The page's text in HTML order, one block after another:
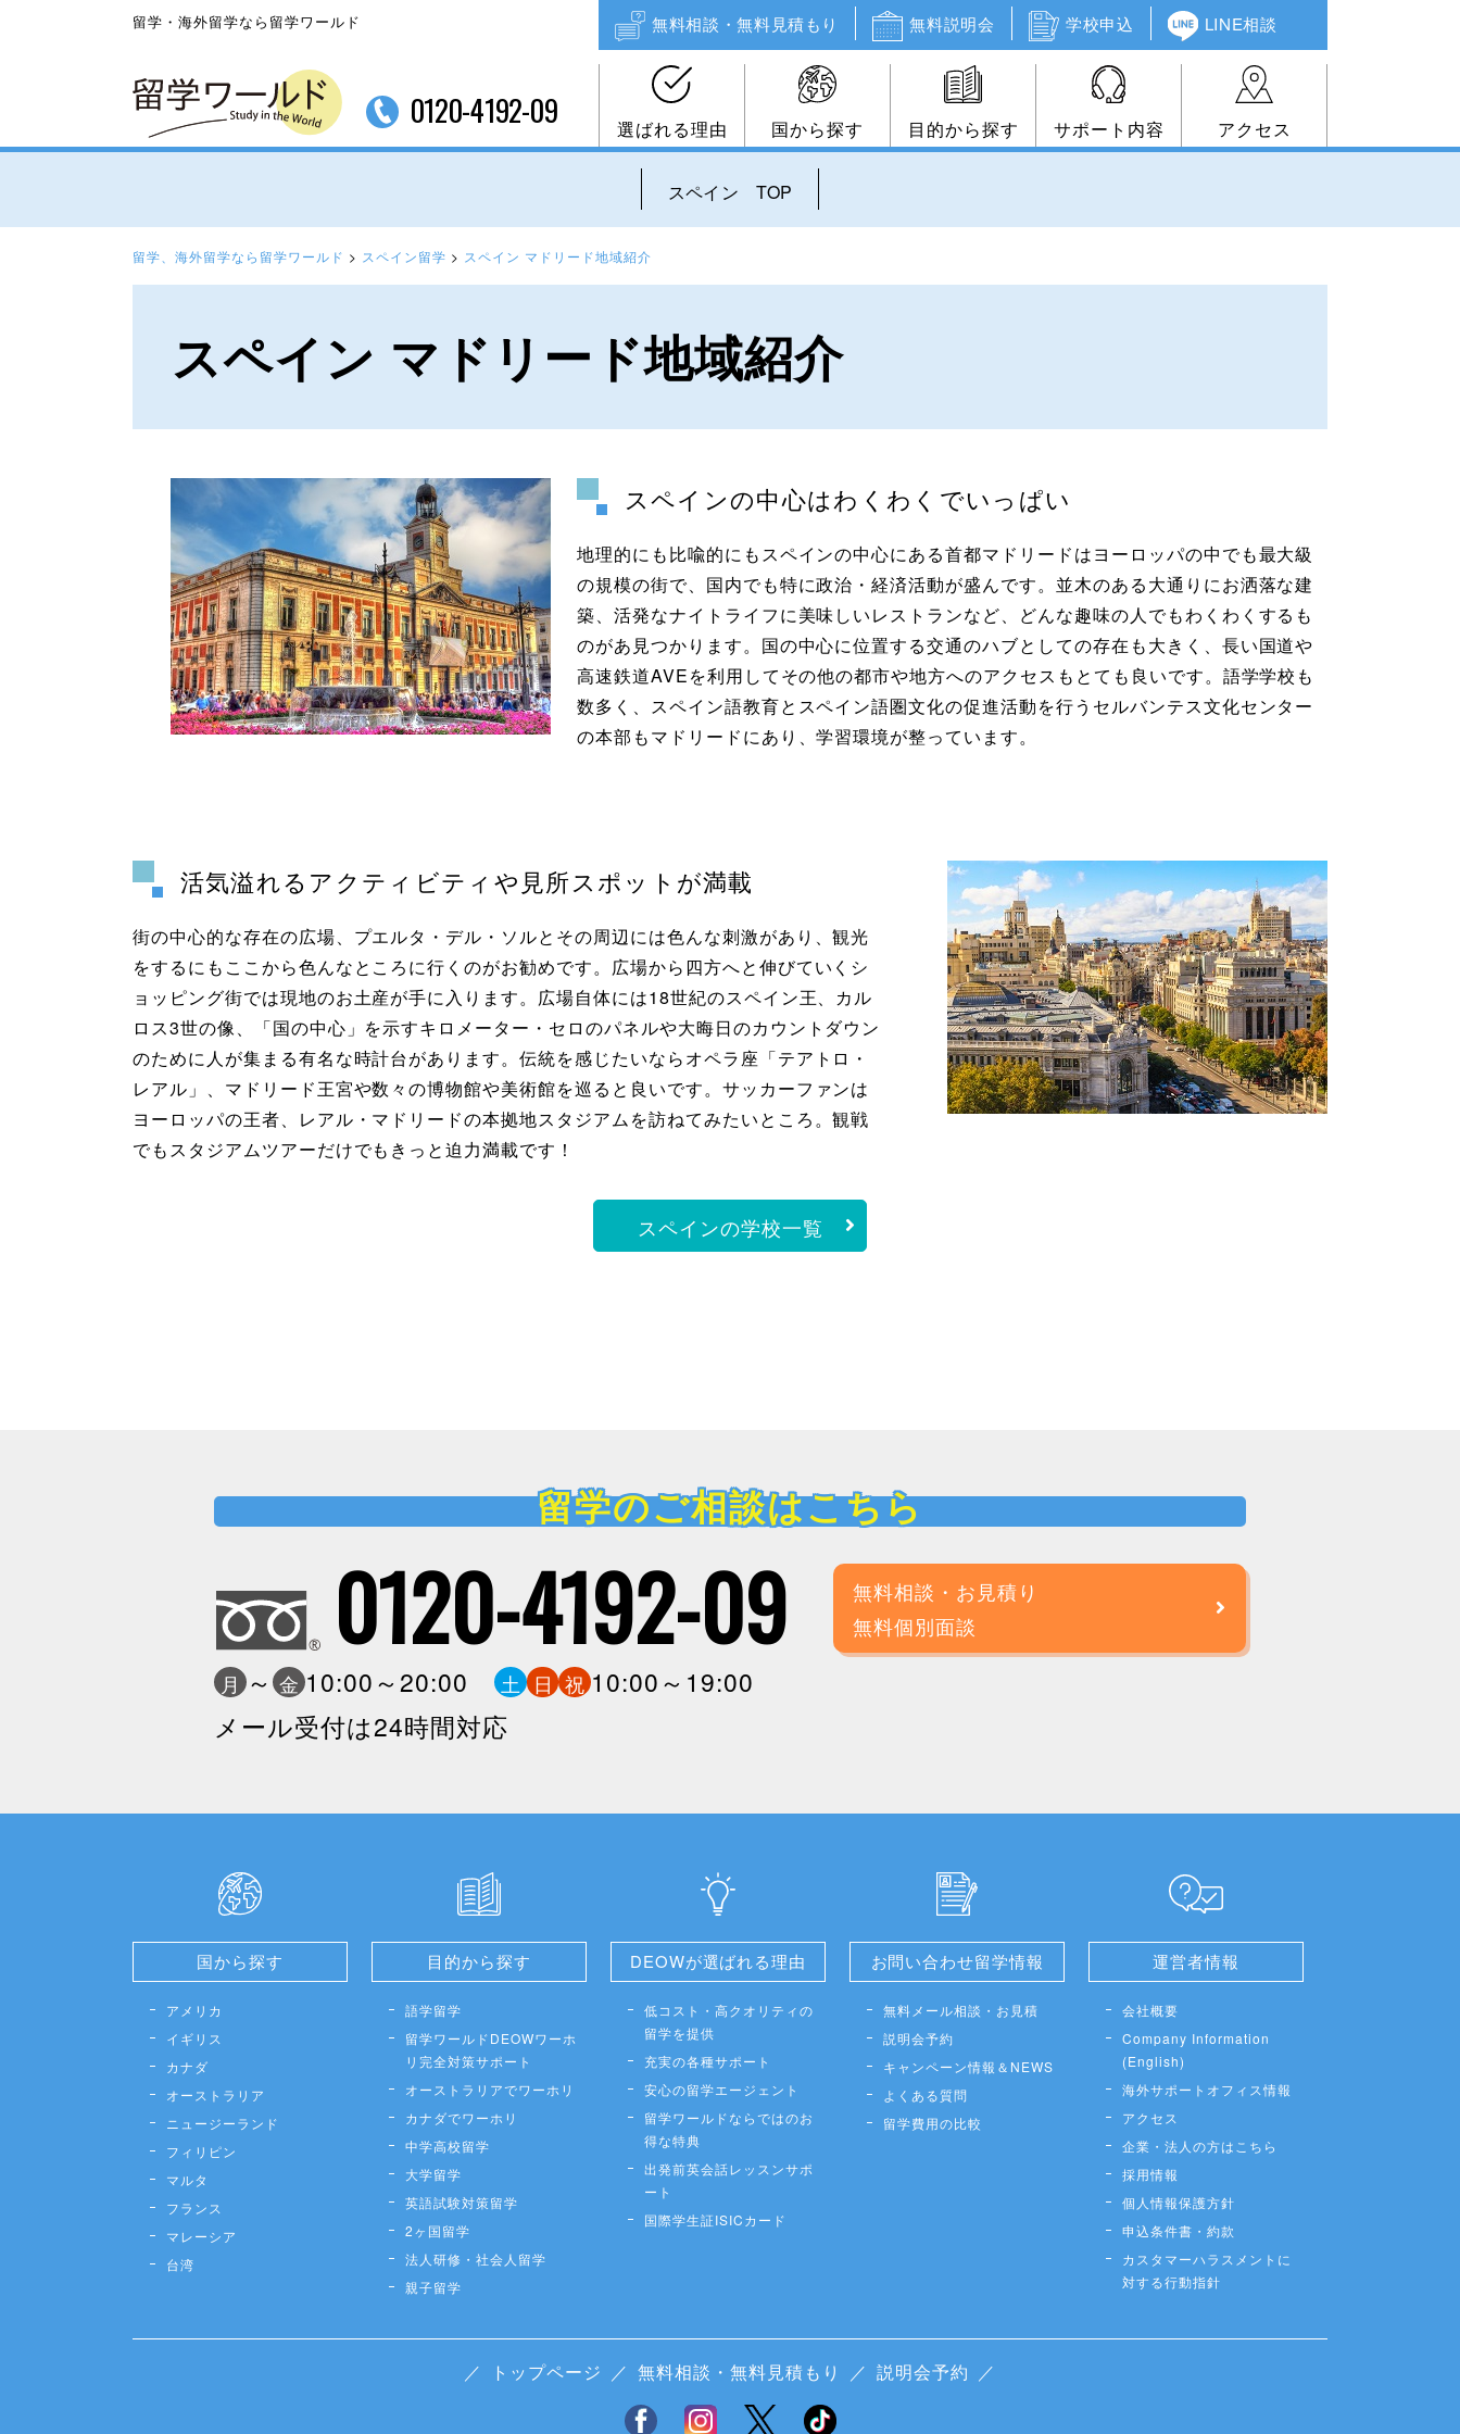
留学・海外留学なら留学ワールド 無料相談・無料見積もり 無料説明会 学校申込 LINE相談
0120-4192-09 選ばれる理由 国から探す 目的から探す サポート内容 アクセス
スペイン TOP
留学、海外留学なら留学ワールド > スペイン留学 > スペイン マドリード地域紹介
スペイン マドリード地域紹介
スペインの中心はわくわくでいっぱい
地理的にも比喩的にもスペインの中心にある首都マドリードはヨーロッパの中でも最大級
の規模の街で、国内でも特に政治・経済活動が盛んです。並木のある大通りにお洒落な建
築、活発なナイトライフに美味しいレストランなど、どんな趣味の人でもわくわくするも
のがあ見つかります。国の中心に位置する交通のハブとしての存在も大きく、長い国道や
高速鉄道AVEを利用してその他の都市や地方へのアクセスもとても良いです。語学学校も
数多く、スペイン語教育とスペイン語圏文化の促進活動を行うセルバンテス文化センター
の本部もマドリードにあり、学習環境が整っています。
活気溢れるアクティビティや見所スポットが満載
街の中心的な存在の広場、プエルタ・デル・ソルとその周辺には色んな刺激があり、観光
をするにもここから色んなところに行くのがお勧めです。広場から四方へと伸びていくシ
ョッピング街では現地のお土産が手に入ります。広場自体には18世紀のスペイン王、カル
ロス3世の像、「国の中心」を示すキロメーター・セロのパネルや大晦日のカウントダウン
のために人が集まる有名な時計台があります。伝統を感じたいならオペラ座「テアトロ・
レアル」、マドリード王宮や数々の博物館や美術館を巡ると良いです。サッカーファンは
ヨーロッパの王者、レアル・マドリードの本拠地スタジアムを訪ねてみたいところ。観戦
でもスタジアムツアーだけでもきっと迫力満載です！
スペインの学校一覧
留学のご相談はこちら
0120-4192-09
月 ～ 金 10:00～20:00 土 日 祝 10:00～19:00
メール受付は24時間対応
無料相談・お見積り
無料個別面談
国から探す
アメリカ
イギリス
カナダ
オーストラリア
ニュージーランド
フィリピン
マルタ
フランス
マレーシア
台湾
目的から探す
語学留学
留学ワールドDEOWワーホ
リ完全対策サポート
オーストラリアでワーホリ
カナダでワーホリ
中学高校留学
大学留学
英語試験対策留学
2ヶ国留学
法人研修・社会人留学
親子留学
DEOWが選ばれる理由
低コスト・高クオリティの
留学を提供
充実の各種サポート
安心の留学エージェント
留学ワールドならではのお
得な特典
出発前英会話レッスンサポ
ート
国際学生証ISICカード
お問い合わせ留学情報
無料メール相談・お見積
説明会予約
キャンペーン情報＆NEWS
よくある質問
留学費用の比較
運営者情報
会社概要
Company Information
(English)
海外サポートオフィス情報
アクセス
企業・法人の方はこちら
採用情報
個人情報保護方針
申込条件書・約款
カスタマーハラスメントに
対する行動指針
／ トップページ ／ 無料相談・無料見積もり ／ 説明会予約 ／